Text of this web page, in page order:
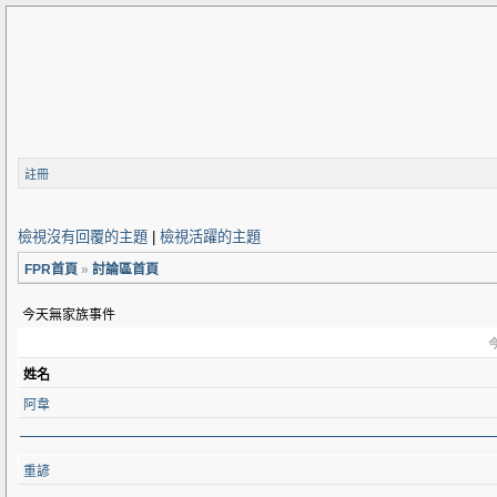
註冊
檢視沒有回覆的主題 檢視活躍的主題
FPR首頁 » 討論區首頁
今天無家族事件
姓名
阿韋
重諺